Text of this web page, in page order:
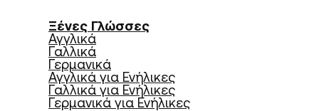
Ξένες Γλώσσες
Αγγλικά
Γαλλικά
Γερμανικά
Αγγλικά για Ενήλικες
Γαλλικά για Ενήλικες
Γερμανικά για Ενήλικες